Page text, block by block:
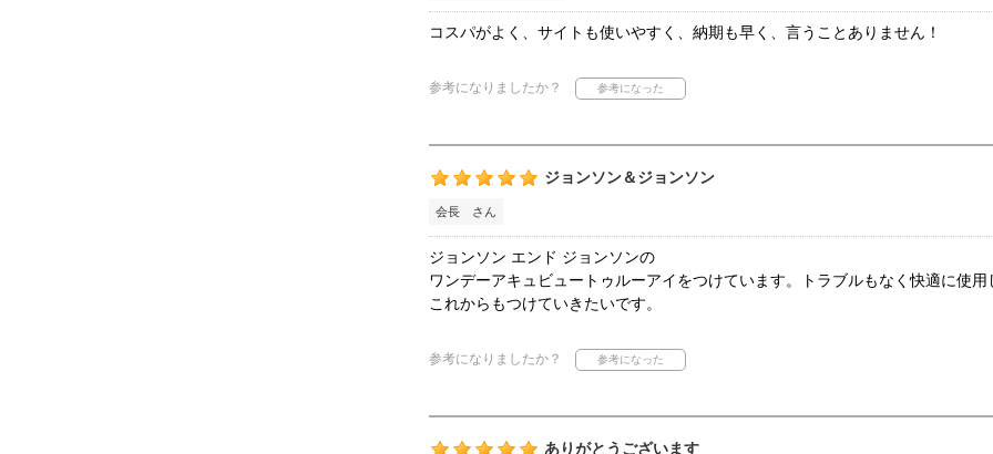
コスパがよく、サイトも使いやすく、納期も早く、言うことありません！
参考になりましたか？
ジョンソン＆ジョンソン
会長 さん
ジョンソン エンド ジョンソンの
ワンデーアキュビュートゥルーアイをつけています。トラブルもなく快適に使用
これからもつけていきたいです。
参考になりましたか？
ありがとうございます